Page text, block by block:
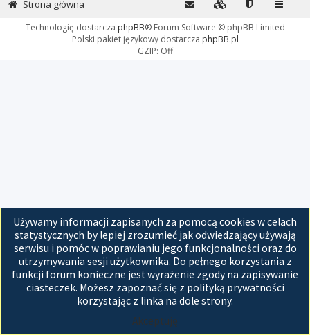
Używamy informacji zapisanych za pomocą cookies w celach
statystycznych by lepiej zrozumieć jak odwiedzający używają
serwisu i pomóc w poprawianiu jego funkcjonalności oraz do
utrzymywania sesji użytkownika. Do pełnego korzystania z
funkcji forum konieczne jest wyrażenie zgody na zapisywanie
ciasteczek. Możesz zapoznać się z polityką prywatności
korzystając z linka na dole strony.
Akceptuję
Strona główna
Technologię dostarcza phpBB® Forum Software © phpBB Limited
Polski pakiet językowy dostarcza phpBB.pl
GZIP: Off